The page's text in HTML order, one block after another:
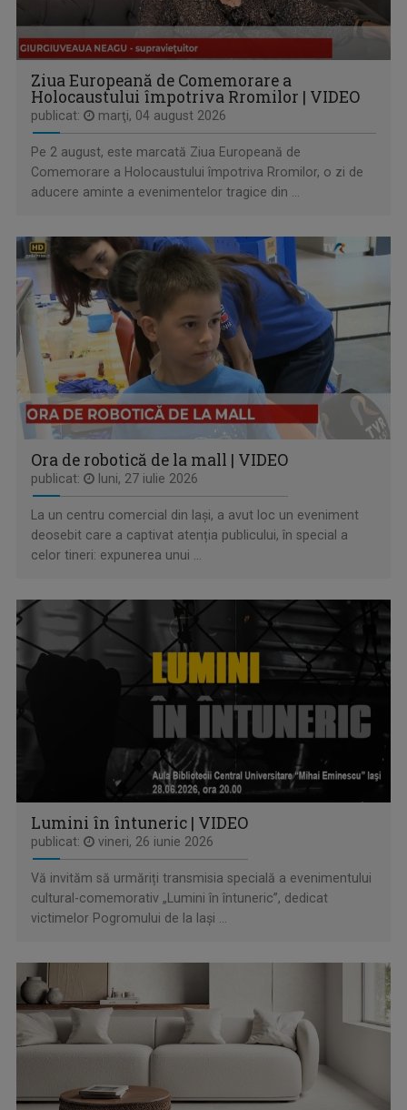
Emisiune bilunară în care muzica vorbeşte
REGIUNEA ÎN OBIECTIV
Obiectivul nostru e ziua ta mai bună!
IA ȘI DESCOPERĂ
Tronson care aduce patru producții difuzate ...
DIMINEȚI PERFECTE
Emisiune matinală, de luni până vineri, de la ...
Emisiune cu specific religios (ortodox)
Ziua Europeană de Comemorare a
Holocaustului împotriva Rromilor | VIDEO
publicat: marţi, 04 august 2026
Pe 2 august, este marcată Ziua Europeană de
Comemorare a Holocaustului împotriva Rromilor, o zi de
aducere aminte a evenimentelor tragice din ...
Ora de robotică de la mall | VIDEO
publicat: luni, 27 iulie 2026
La un centru comercial din Iași, a avut loc un eveniment
deosebit care a captivat atenția publicului, în special a
celor tineri: expunerea unui ...
Lumini în întuneric | VIDEO
publicat: vineri, 26 iunie 2026
Vă invităm să urmăriți transmisia specială a evenimentului
cultural-comemorativ „Lumini în întuneric”, dedicat
victimelor Pogromului de la Iași ...